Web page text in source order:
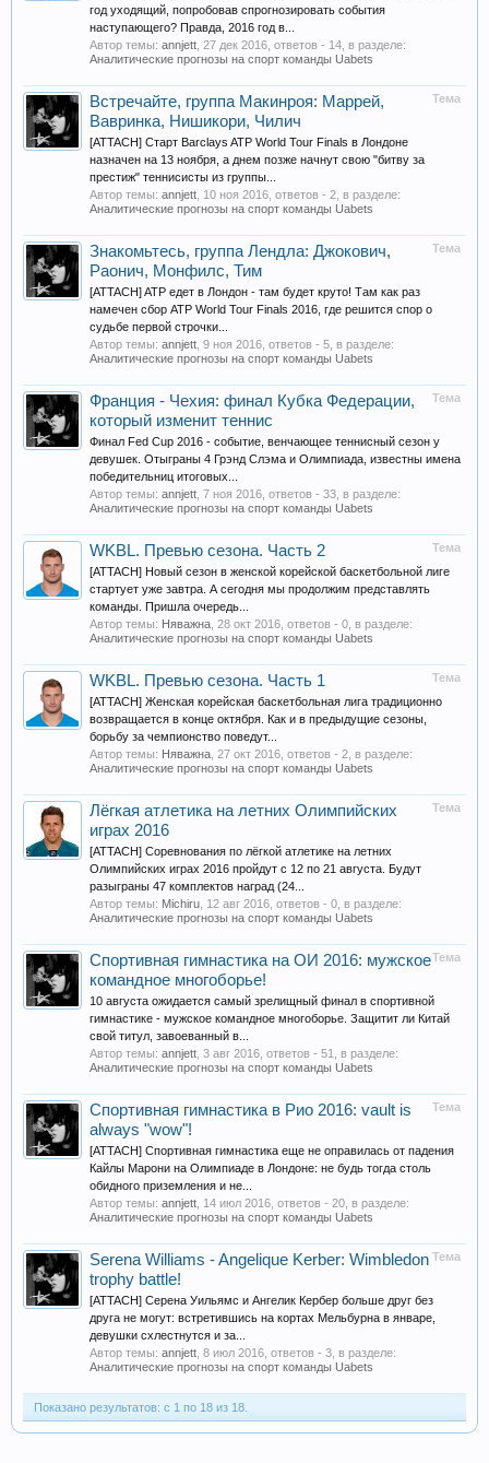
год уходящий, попробовав спрогнозировать события
наступающего? Правда, 2016 год в...
Автор темы: annjett 27 дек 2016 , ответов - 14, в разделе:
Аналитические прогнозы на спорт команды Uabets
Тема
Встречайте, группа Макинроя: Маррей,
Вавринка, Нишикори, Чилич
[ATTACH] Старт Barclays ATP World Tour Finals в Лондоне
назначен на 13 ноября, а днем позже начнут свою "битву за
престиж" теннисисты из группы...
Автор темы: annjett 10 ноя 2016 , ответов - 2, в разделе:
Аналитические прогнозы на спорт команды Uabets
Тема
Знакомьтесь, группа Лендла: Джокович,
Раонич, Монфилс, Тим
[ATTACH] ATP едет в Лондон - там будет круто! Там как раз
намечен сбор ATP World Tour Finals 2016, где решится спор о
судьбе первой строчки...
Автор темы: annjett 9 ноя 2016 , ответов - 5, в разделе:
Аналитические прогнозы на спорт команды Uabets
Тема
Франция - Чехия: финал Кубка Федерации,
который изменит теннис
Финал Fed Cup 2016 - событие, венчающее теннисный сезон у
девушек. Отыграны 4 Грэнд Слэма и Олимпиада, известны имена
победительниц итоговых...
Автор темы: annjett 7 ноя 2016 , ответов - 33, в разделе:
Аналитические прогнозы на спорт команды Uabets
Тема
WKBL. Превью сезона. Часть 2
[ATTACH] Новый сезон в женской корейской баскетбольной лиге
стартует уже завтра. А сегодня мы продолжим представлять
команды. Пришла очередь...
Автор темы: Няважна 28 окт 2016 , ответов - 0, в разделе:
Аналитические прогнозы на спорт команды Uabets
Тема
WKBL. Превью сезона. Часть 1
[ATTACH] Женская корейская баскетбольная лига традиционно
возвращается в конце октября. Как и в предыдущие сезоны,
борьбу за чемпионство поведут...
Автор темы: Няважна 27 окт 2016 , ответов - 2, в разделе:
Аналитические прогнозы на спорт команды Uabets
Тема
Лёгкая атлетика на летних Олимпийских
играх 2016
[ATTACH] Соревнования по лёгкой атлетике на летних
Олимпийских играх 2016 пройдут с 12 по 21 августа. Будут
разыграны 47 комплектов наград (24...
Автор темы: Michiru 12 авг 2016 , ответов - 0, в разделе:
Аналитические прогнозы на спорт команды Uabets
Тема
Спортивная гимнастика на ОИ 2016: мужское
командное многоборье!
10 августа ожидается самый зрелищный финал в спортивной
гимнастике - мужское командное многоборье. Защитит ли Китай
свой титул, завоеванный в...
Автор темы: annjett 3 авг 2016 , ответов - 51, в разделе:
Аналитические прогнозы на спорт команды Uabets
Тема
Спортивная гимнастика в Рио 2016: vault is
always "wow"!
[ATTACH] Спортивная гимнастика еще не оправилась от падения
Кайлы Марони на Олимпиаде в Лондоне: не будь тогда столь
обидного приземления и не...
Автор темы: annjett 14 июл 2016 , ответов - 20, в разделе:
Аналитические прогнозы на спорт команды Uabets
Тема
Serena Williams - Angelique Kerber: Wimbledon
trophy battle!
[ATTACH] Серена Уильямс и Ангелик Кербер больше друг без
друга не могут: встретившись на кортах Мельбурна в январе,
девушки схлестнутся и за...
Автор темы: annjett 8 июл 2016 , ответов - 3, в разделе:
Аналитические прогнозы на спорт команды Uabets
Показано результатов: с 1 по 18 из 18.